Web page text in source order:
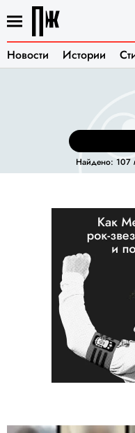
Новости Истории
Найдено: 107